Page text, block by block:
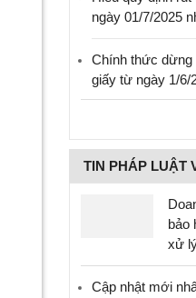
ngày 01/7/2025
Chính thức dừng
giấy từ ngày 1/6/
TIN PHÁP LUẬT
bảo
xử
Cập nhật mới